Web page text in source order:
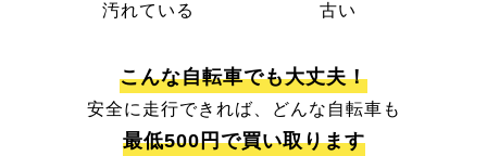
汚れている 古い
こんな自転車でも大丈夫！
安全に走行できれば、どんな自転車も
最低500円で買い取ります